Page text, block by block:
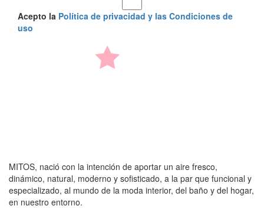
Acepto la Política de privacidad y las Condiciones de
uso
MITOS, nació con la intención de aportar un aire fresco,
dinámico, natural, moderno y sofisticado, a la par que funcional y
especializado, al mundo de la moda interior, del baño y del hogar,
en nuestro entorno.